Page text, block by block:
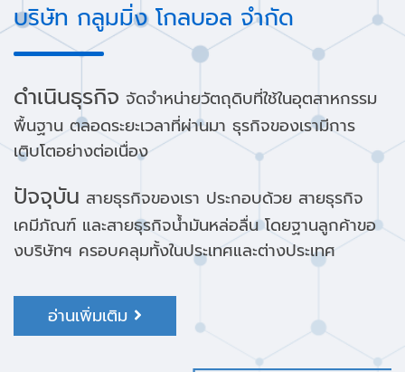
บริษัท กลูมมิ่ง โกลบอล จำกัด
ดำเนินธุรกิจ จัดจำหน่ายวัตถุดิบที่ใช้ในอุตสาหกรรม
พื้นฐาน ตลอดระยะเวลาที่ผ่านมา ธุรกิจของเรามีการ
เติบโตอย่างต่อเนื่อง
ปัจจุบัน สายธุรกิจของเรา ประกอบด้วย สายธุรกิจ
เคมีภัณฑ์ และสายธุรกิจน้ำมันหล่อลื่น โดยฐานลูกค้าขอ
งบริษัทฯ ครอบคลุมทั้งในประเทศและต่างประเทศ
อ่านเพิ่มเติม